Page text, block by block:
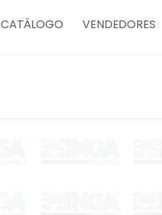
CATÁLOGO VENDEDORES